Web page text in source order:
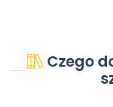
Czego